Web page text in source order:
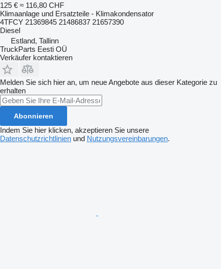
125 € ≈ 116,80 CHF
Klimaanlage und Ersatzteile - Klimakondensator
4TFCY 21369845 21486837 21657390
Diesel
Estland, Tallinn
TruckParts Eesti OÜ
Verkäufer kontaktieren
Melden Sie sich hier an, um neue Angebote aus dieser Kategorie zu
erhalten
Abonnieren
Indem Sie hier klicken, akzeptieren Sie unsere
Datenschutzrichtlinien und Nutzungsvereinbarungen.